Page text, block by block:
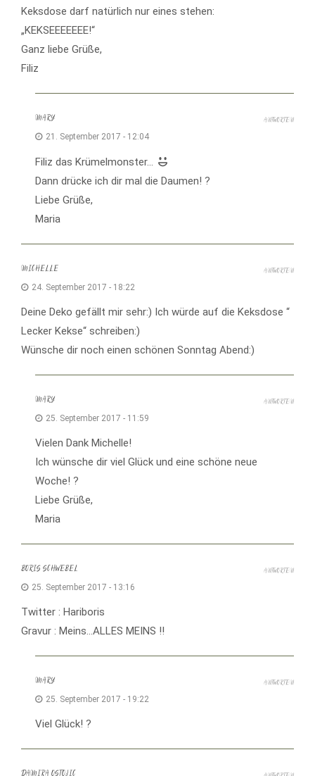
Keksdose darf natürlich nur eines stehen:
„KEKSEEEEEEE!“
Ganz liebe Grüße,
Filiz
MARY
21. September 2017 - 12:04
Filiz das Krümelmonster…
Dann drücke ich dir mal die Daumen! ?
Liebe Grüße,
Maria
ANTWORTEN
MICHELLE
24. September 2017 - 18:22
Deine Deko gefällt mir sehr:) Ich würde auf die Keksdose “
Lecker Kekse“ schreiben:)
Wünsche dir noch einen schönen Sonntag Abend:)
ANTWORTEN
MARY
25. September 2017 - 11:59
Vielen Dank Michelle!
Ich wünsche dir viel Glück und eine schöne neue
Woche! ?
Liebe Grüße,
Maria
ANTWORTEN
BORIS SCHWEBEL
25. September 2017 - 13:16
Twitter : Hariboris
Gravur : Meins…ALLES MEINS !!
ANTWORTEN
MARY
25. September 2017 - 19:22
Viel Glück! ?
ANTWORTEN